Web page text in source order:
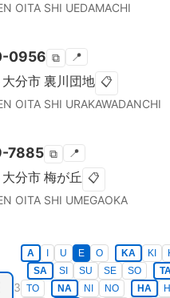
OITA SHI UEDAMACHI
0956 ⧉ 📍
大分市 裏川団地 📋
OITA SHI URAKAWADANCHI
7885 ⧉ 📍
大分市 梅が丘 📋
OITA SHI UMEGAOKA
3
A U E O KA KI
SA
SI SU SE SO
TO
NA NI NO HA HI